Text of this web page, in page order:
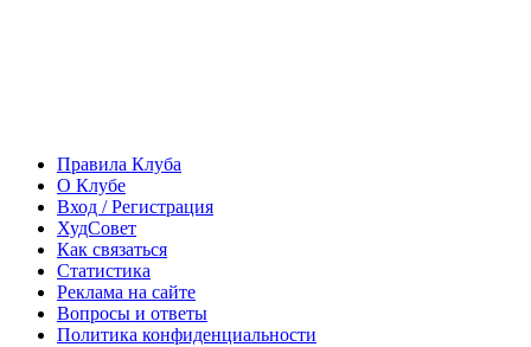
Правила Клуба
О Клубе
Вход / Регистрация
ХудСовет
Как связаться
Статистика
Реклама на сайте
Вопросы и ответы
Политика конфиденциальности